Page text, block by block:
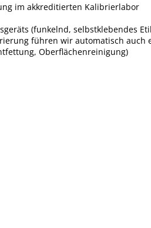
im akkreditierten Kalibrierlabor
(funkelnd, selbstklebendes
führen wir automatisch auch
Oberflächenreinigung)